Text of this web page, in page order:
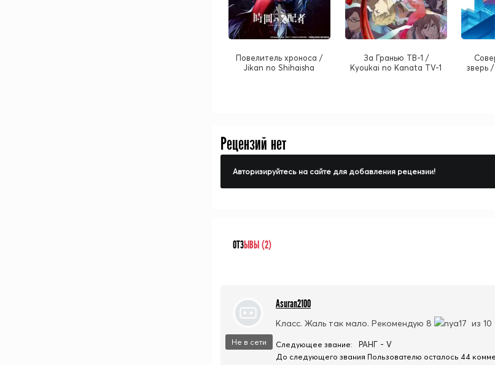
Повелитель хроноса /
Jikan no Shihaisha
За Гранью ТВ-1 /
Kyoukai no Kanata TV-1
зверь
Рецензий нет
Авторизируйтесь на сайте для добавления рецензии!
ОТЗЫВЫ (2)
Не в сети
Asuran2100
Класс. Жаль так мало. Рекомендую 8 из 10
Следующее звание: РАНГ - V
До следующего звания Пользователю осталось 44